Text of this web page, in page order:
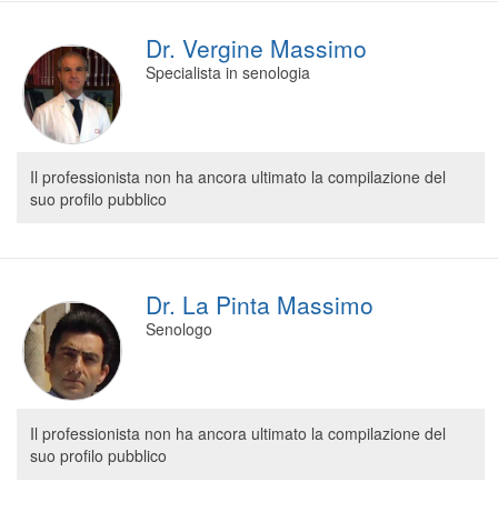
Prenotazioni online
Planner e rubrica in cloud
Segreteria virtuale
Teleconsulto
Dr. Vergine Massimo
Specialista in senologia
Il professionista non ha ancora ultimato la compilazione del
suo profilo pubblico
Dr. La Pinta Massimo
Senologo
Il professionista non ha ancora ultimato la compilazione del
suo profilo pubblico